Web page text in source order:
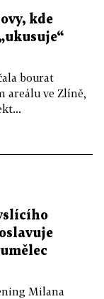
kde
bourat
areálu ve Zlíně,
Milana